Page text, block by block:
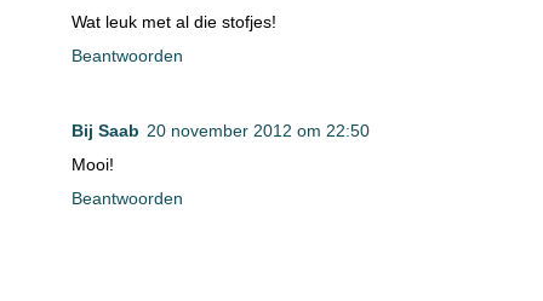
Wat leuk met al die stofjes!
Beantwoorden
Bij Saab 20 november 2012 om 22:50
Mooi!
Beantwoorden